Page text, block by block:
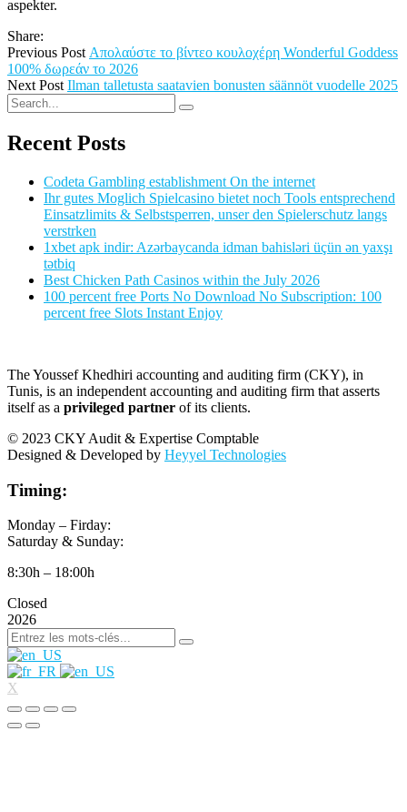
aspekter.
Share:
Previous Post Απολαύστε το βίντεο κουλοχέρη Wonderful Goddess
100% δωρεάν το 2026
Next Post Ilman talletusta saatavien bonusten säännöt vuodelle 2025
Recent Posts
Codeta Gambling establishment On the internet
Ihr gutes Moglich Spielcasino bietet noch Tools entsprechend
Einsatzlimits & Selbstsperren, unser den Spielerschutz langs
verstrken
1xbet apk indir: Azərbaycanda idman bahisləri üçün ən yaxşı
tətbiq
Best Chicken Path Casinos within the July 2026
100 percent free Ports No Download No Subscription: 100
percent free Slots Instant Enjoy
The Youssef Khedhiri accounting and auditing firm (CKY), in
Tunis, is an independent accounting and auditing firm that asserts
itself as a privileged partner of its clients.
© 2023 CKY Audit & Expertise Comptable
Designed & Developed by Heyyel Technologies
Timing:
Monday – Firday:
Saturday & Sunday:
8:30h – 18:00h
Closed
2026
X